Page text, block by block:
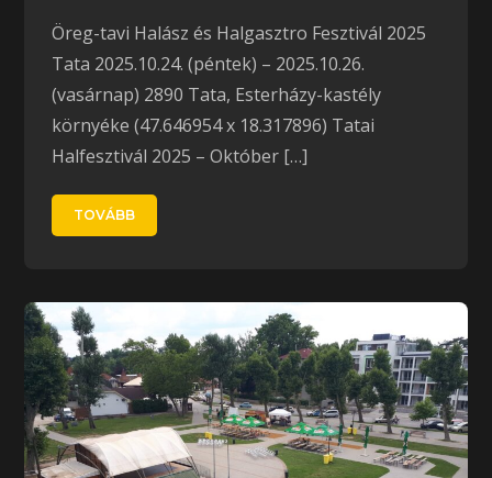
Öreg-tavi Halász és Halgasztro Fesztivál 2025
Tata 2025.10.24. (péntek) – 2025.10.26.
(vasárnap) 2890 Tata, Esterházy-kastély
környéke (47.646954 x 18.317896) Tatai
Halfesztivál 2025 – Október […]
TOVÁBB